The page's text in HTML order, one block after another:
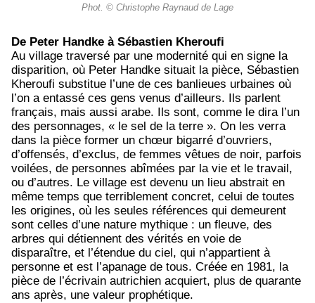
Phot. © Christophe Raynaud de Lage
De Peter Handke à Sébastien Kheroufi
Au village traversé par une modernité qui en signe la
disparition, où Peter Handke situait la pièce, Sébastien
Kheroufi substitue l’une de ces banlieues urbaines où
l’on a entassé ces gens venus d’ailleurs. Ils parlent
français, mais aussi arabe. Ils sont, comme le dira l’un
des personnages, « le sel de la terre ». On les verra
dans la pièce former un chœur bigarré d’ouvriers,
d’offensés, d’exclus, de femmes vêtues de noir, parfois
voilées, de personnes abîmées par la vie et le travail,
ou d’autres. Le village est devenu un lieu abstrait en
même temps que terriblement concret, celui de toutes
les origines, où les seules références qui demeurent
sont celles d’une nature mythique : un fleuve, des
arbres qui détiennent des vérités en voie de
disparaître, et l’étendue du ciel, qui n’appartient à
personne et est l’apanage de tous. Créée en 1981, la
pièce de l’écrivain autrichien acquiert, plus de quarante
ans après, une valeur prophétique.